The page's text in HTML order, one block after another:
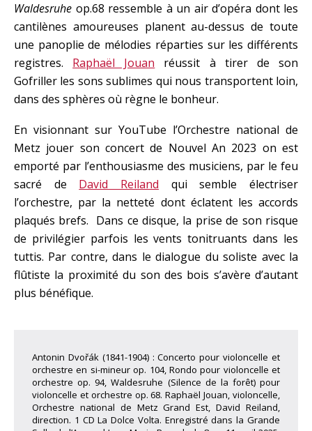
Waldesruhe op.68 ressemble à un air d’opéra dont les
cantilènes amoureuses planent au-dessus de toute
une panoplie de mélodies réparties sur les différents
registres. Raphaël Jouan réussit à tirer de son
Gofriller les sons sublimes qui nous transportent loin,
dans des sphères où règne le bonheur.
En visionnant sur YouTube l’Orchestre national de
Metz jouer son concert de Nouvel An 2023 on est
emporté par l’enthousiasme des musiciens, par le feu
sacré de David Reiland qui semble électriser
l’orchestre, par la netteté dont éclatent les accords
plaqués brefs. Dans ce disque, la prise de son risque
de privilégier parfois les vents tonitruants dans les
tuttis. Par contre, dans le dialogue du soliste avec la
flûtiste la proximité du son des bois s’avère d’autant
plus bénéfique.
Antonin Dvořák (1841-1904) : Concerto pour violoncelle et
orchestre en si-mineur op. 104, Rondo pour violoncelle et
orchestre op. 94, Waldesruhe (Silence de la forêt) pour
violoncelle et orchestre op. 68. Raphaël Jouan, violoncelle,
Orchestre national de Metz Grand Est, David Reiland,
direction. 1 CD La Dolce Volta. Enregistré dans la Grande